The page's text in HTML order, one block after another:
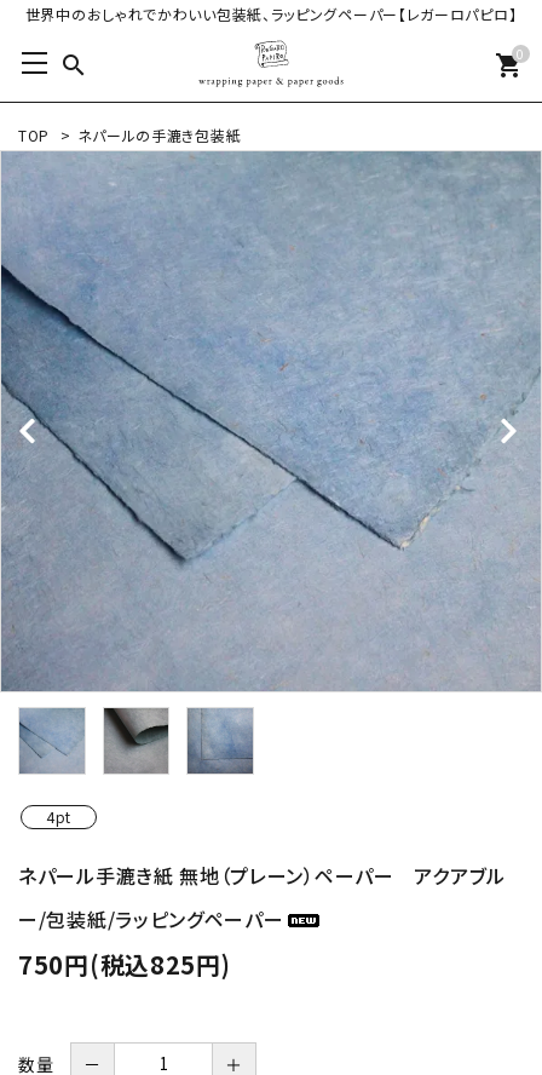
世界中のおしゃれでかわいい包装紙、ラッピングペーパー【レガーロパピロ】
search 0
shopping_cart
TOP > ネパールの手漉き包装紙
4pt
ネパール手漉き紙 無地（プレーン）ペーパー アクアブル
ー/包装紙/ラッピングペーパー
750円(税込825円)
数量 － ＋